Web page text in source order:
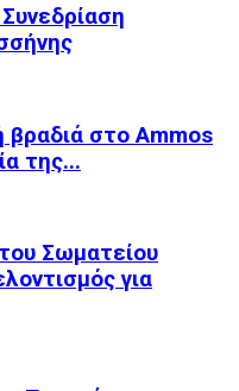
βραδιά στο Ammos
της...
Σωματείου
για